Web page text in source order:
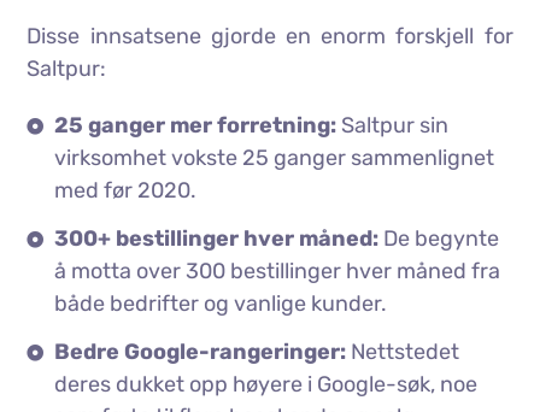
Disse innsatsene gjorde en enorm forskjell for
Saltpur:
25 ganger mer forretning:Saltpur sin
virksomhet vokste 25 ganger sammenlignet
med før 2020.
300+ bestillinger hver måned:De begynte
å motta over 300 bestillinger hver måned fra
både bedrifter og vanlige kunder.
Bedre Google-rangeringer:Nettstedet
deres dukket opp høyere i Google-søk, noe